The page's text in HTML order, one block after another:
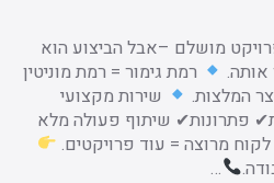
מושלם –אבל הביצוע הוא
אותה.
רמת גימור = רמת מוניטין
המלצות.
שירות מקצועי
פתרונות✔ שיתוף פעולה מלא
מרוצה = עוד פרויקטים.
…